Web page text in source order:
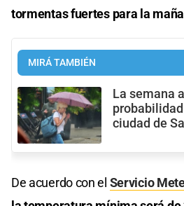
tormentas fuertes para la
MIRÁ TAMBIÉN
La semana
ciudad de
De acuerdo con el Servicio